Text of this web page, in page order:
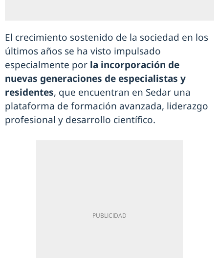
El crecimiento sostenido de la sociedad en los
últimos años se ha visto impulsado
especialmente por la incorporación de
nuevas generaciones de especialistas y
residentes, que encuentran en Sedar una
plataforma de formación avanzada, liderazgo
profesional y desarrollo científico.